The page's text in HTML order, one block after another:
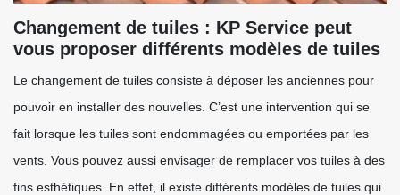
Changement de tuiles : KP Service peut
vous proposer différents modèles de tuiles
Le changement de tuiles consiste à déposer les anciennes pour
pouvoir en installer des nouvelles. C’est une intervention qui se
fait lorsque les tuiles sont endommagées ou emportées par les
vents. Vous pouvez aussi envisager de remplacer vos tuiles à des
fins esthétiques. En effet, il existe différents modèles de tuiles qui